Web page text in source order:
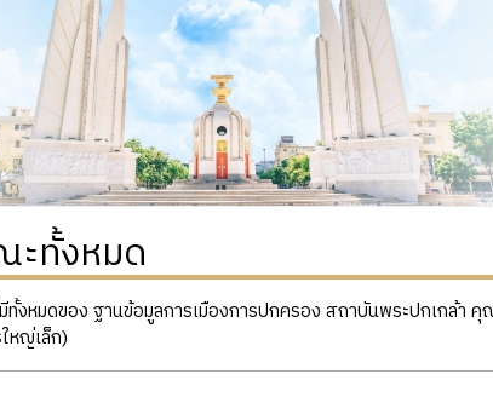
ะทั้งหมด
งหมดของ ฐานข้อมูลการเมืองการปกครอง สถาบันพระปกเกล้า คุ
หญ่เล็ก)